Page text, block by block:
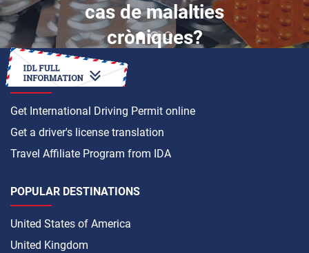
cas de malalties
cròniques?
HOW TO
Get International Driving Permit online
Get a driver's license translation
Travel Affiliate Program from IDA
POPULAR DESTINATIONS
United States of America
United Kingdom